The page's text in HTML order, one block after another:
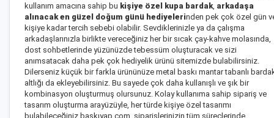
kullanım amacına sahip bu kişiye özel kupa bardak, arkadaşa
alınacak en güzel doğum günü hediyelerinden pek çok özel gün
kişiye kadar tercih sebebi olabilir. Sevdiklerinizle ya da çalışma
arkadaşlarınızla birlikte vereceğiniz her bir sıcak çay-kahve molasında,
dost sohbetlerinde yüzünüzde tebessüm oluşturacak ve sizi
anımsatacak daha pek çok hediyelik ürünü sitemizde bulabilirsiniz.
Dilerseniz küçük bir farkla ürününüze metal baskı mantar tabanlı
altlığı da ekleyebilirsiniz. Bu sayede çok daha kullanışlı ve şık bir
kombinasyon oluşturmuş olursunuz. Kolay kullanıma sahip sipariş ve
tasarım oluşturma arayüzüyle, her türde kişiye özel tasarımı
bulabileceğiniz baskıyap.com, siparişlerinizin tüm süreçlerinde